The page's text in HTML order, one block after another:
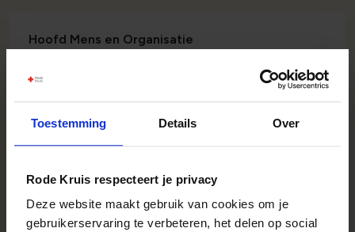
Toestemming Details Over
Rode Kruis respecteert je privacy
Deze website maakt gebruik van cookies om je
gebruikerservaring te verbeteren, het delen op social
Hoofd Mens en Organisatie
36-40 uur
Locatie coördinator Venray -
Vluchtelingenopvang
Venray